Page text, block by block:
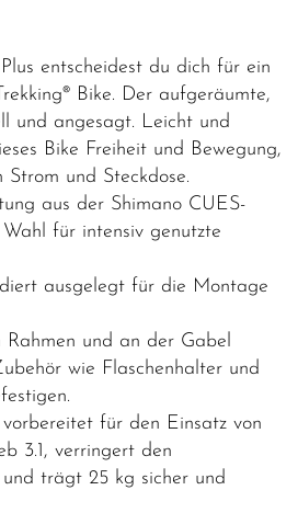
entscheidest du dich für ein
Bike. Der aufgeräumte,
und angesagt. Leicht und
Bike Freiheit und Bewegung,
und Steckdose.
aus der Shimano CUES-
für intensiv genutzte
ausgelegt für die Montage
und an der Gabel
wie Flaschenhalter und
für den Einsatz von
3.1, verringert den
und trägt 25 kg sicher und